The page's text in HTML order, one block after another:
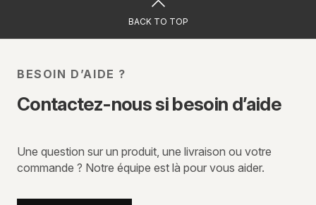
BACK TO TOP
BESOIN D’AIDE ?
Contactez-nous si besoin d’aide
Une question sur un produit, une livraison ou votre
commande ? Notre équipe est là pour vous aider.